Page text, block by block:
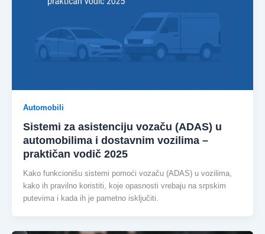
Automobili
Sistemi za asistenciju vozaču (ADAS) u
automobilima i dostavnim vozilima –
praktičan vodič 2025
Kako funkcionišu sistemi pomoći vozaču (ADAS) u vozilima,
kako ih pravilno koristiti, koje opasnosti vrebaju na srpskim
putevima i kada ih je pametno isključiti.